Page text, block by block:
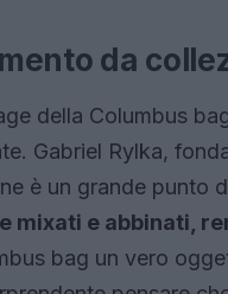
da
della Columbus
Gabriel Rylka,
è un grande punto
mixati e abbinati,
bag un vero